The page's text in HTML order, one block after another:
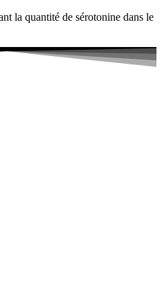
la quantité de sérotonine dans le